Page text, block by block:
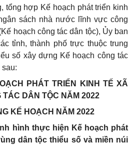
tổng hợp Kế hoạch phát triển kinh
sách nhà nước lĩnh vực công
hoạch công tác dân tộc), Ủy ban
tỉnh, thành phố trực thuộc trung
số xây dựng Kế hoạch công tác
PHÁT TRIỂN KINH TẾ XÃ
TÁC DÂN TỘC NĂM 2022
KẾ HOẠCH NĂM 2022
hình thực hiện Kế hoạch phát
dân tộc thiểu số và miền núi